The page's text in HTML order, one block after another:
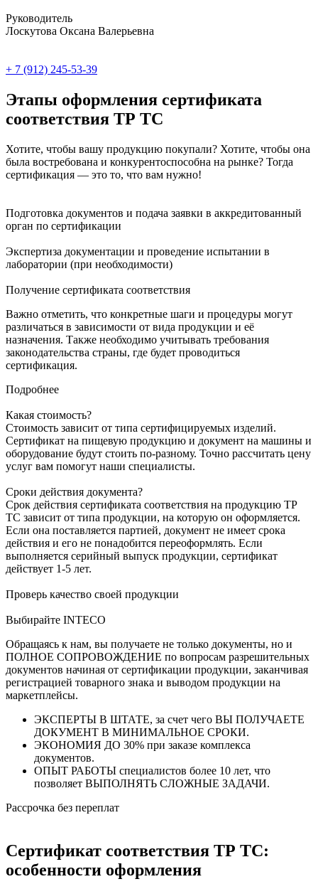
Руководитель
Лоскутова Оксана Валерьевна
+ 7 (912) 245-53-39
Этапы оформления сертификата
соответствия ТР ТС
Хотите, чтобы вашу продукцию покупали? Хотите, чтобы она
была востребована и конкурентоспособна на рынке? Тогда
сертификация — это то, что вам нужно!
Подготовка документов и подача заявки в аккредитованный
орган по сертификации
Экспертиза документации и проведение испытании в
лаборатории (при необходимости)
Получение сертификата соответствия
Важно отметить, что конкретные шаги и процедуры могут
различаться в зависимости от вида продукции и её
назначения. Также необходимо учитывать требования
законодательства страны, где будет проводиться
сертификация.
Подробнее
Какая стоимость?
Стоимость зависит от типа сертифицируемых изделий.
Сертификат на пищевую продукцию и документ на машины и
оборудование будут стоить по-разному. Точно рассчитать цену
услуг вам помогут наши специалисты.
Сроки действия документа?
Срок действия сертификата соответствия на продукцию ТР
ТС зависит от типа продукции, на которую он оформляется.
Если она поставляется партией, документ не имеет срока
действия и его не понадобится переоформлять. Если
выполняется серийный выпуск продукции, сертификат
действует 1-5 лет.
Проверь качество своей продукции
Выбирайте INTECO
Обращаясь к нам, вы получаете не только документы, но и
ПОЛНОЕ СОПРОВОЖДЕНИЕ по вопросам разрешительных
документов начиная от сертификации продукции, заканчивая
регистрацией товарного знака и выводом продукции на
маркетплейсы.
ЭКСПЕРТЫ В ШТАТЕ, за счет чего ВЫ ПОЛУЧАЕТЕ
ДОКУМЕНТ В МИНИМАЛЬНОЕ СРОКИ.
ЭКОНОМИЯ ДО 30% при заказе комплекса
документов.
ОПЫТ РАБОТЫ специалистов более 10 лет, что
позволяет ВЫПОЛНЯТЬ СЛОЖНЫЕ ЗАДАЧИ.
Рассрочка без переплат
Сертификат соответствия ТР ТС:
особенности оформления